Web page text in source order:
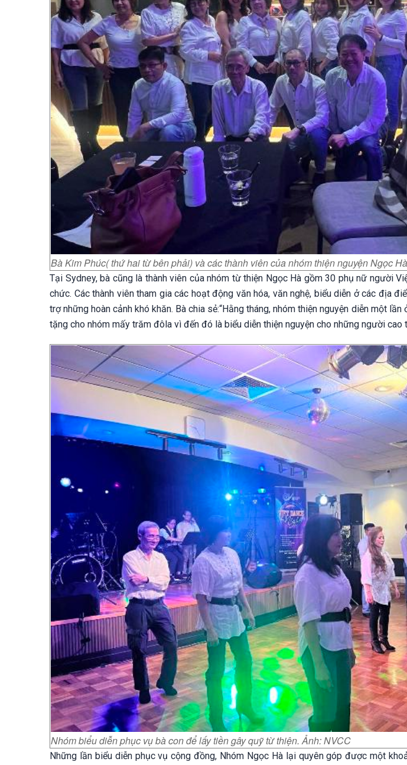
Bà Kim Phúc( thứ hai từ bên phải) và các thành viên của nhóm thiện nguyện Ngọc
Tại Sydney, bà cũng là thành viên của nhóm từ thiện Ngọc Hà gồm 30 phụ nữ người
chức. Các thành viên tham gia các hoạt động văn hóa, văn nghệ, biểu diễn ở các địa
trợ những hoàn cảnh khó khăn. Bà chia sẻ:“Hằng tháng, nhóm thiện nguyện diễn một
tặng cho nhóm mấy trăm đôla vì đến đó là biểu diễn thiện nguyện cho những người cao
Nhóm biểu diễn phục vụ bà con để lấy tiền gây quỹ từ thiện. Ảnh: NVCC
Những lần biểu diễn phục vụ cộng đồng, Nhóm Ngọc Hà lại quyên góp được một